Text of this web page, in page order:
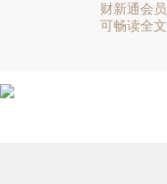
财新通会员
可畅读全文